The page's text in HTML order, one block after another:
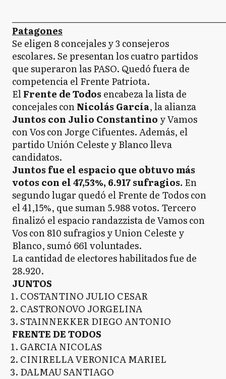
Patagones
Se eligen 8 concejales y 3 consejeros
escolares. Se presentan los cuatro partidos
que superaron las PASO. Quedó fuera de
competencia el Frente Patriota.
ElFrente de Todos encabeza la lista de
concejales conNicolás García, la alianza
Juntos con Julio Constantino y Vamos
con Vos con Jorge Cifuentes. Además, el
partido Unión Celeste y Blanco lleva
candidatos.
Juntos fue el espacio que obtuvo más
votos con el 47,53%, 6.917 sufragios. En
segundo lugar quedó el Frente de Todos con
el 41,15%, que suman 5.988 votos. Tercero
finalizó el espacio randazzista de Vamos con
Vos con 810 sufragios y Union Celeste y
Blanco, sumó 661 voluntades.
La cantidad de electores habilitados fue de
28.920.
JUNTOS
COSTANTINO JULIO CESAR
CASTRONOVO JORGELINA
STAINNEKKER DIEGO ANTONIO
FRENTE DE TODOS
GARCIA NICOLAS
CINIRELLA VERONICA MARIEL
DALMAU SANTIAGO